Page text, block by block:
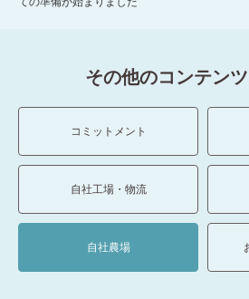
その他のコンテン
コミットメント
自社工場・物流
自社農場